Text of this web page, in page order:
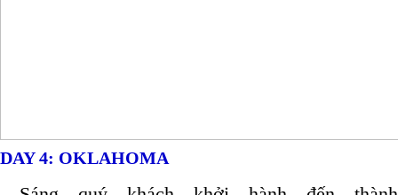
DAY 4: OKLAHOMA